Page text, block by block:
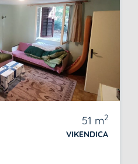
51 m2
VIKENDICA